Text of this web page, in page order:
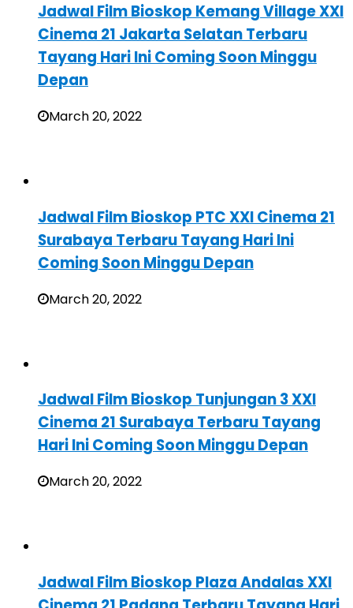
Jadwal Film Bioskop Kemang Village XXI
Cinema 21 Jakarta Selatan Terbaru
Tayang Hari Ini Coming Soon Minggu
Depan
March 20, 2022
Jadwal Film Bioskop PTC XXI Cinema 21
Surabaya Terbaru Tayang Hari Ini
Coming Soon Minggu Depan
March 20, 2022
Jadwal Film Bioskop Tunjungan 3 XXI
Cinema 21 Surabaya Terbaru Tayang
Hari Ini Coming Soon Minggu Depan
March 20, 2022
Jadwal Film Bioskop Plaza Andalas XXI